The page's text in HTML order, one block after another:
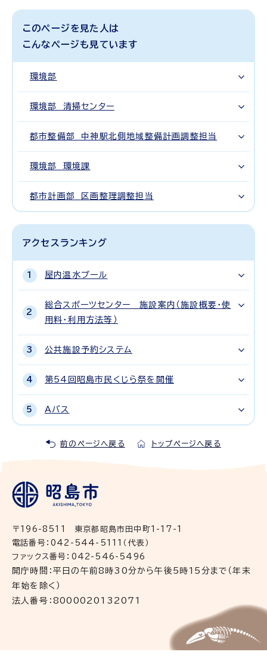
このページを見た人は
こんなページも見ています
環境部
環境部 清掃センター
都市整備部 中神駅北側地域整備計画調整担当
環境部 環境課
都市計画部 区画整理調整担当
アクセスランキング
屋内温水プール
総合スポーツセンター 施設案内（施設概要・使
用料・利用方法等）
公共施設予約システム
第54回昭島市民くじら祭を開催
Aバス
前のページへ戻る トップページへ戻る
〒196-8511 東京都昭島市田中町1-17-1
電話番号：042-544-5111（代表）
ファックス番号：042-546-5496
開庁時間：平日の午前8時30分から午後5時15分まで（年末
年始を除く）
法人番号：8000020132071